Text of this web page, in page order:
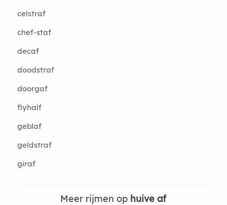
celstraf
chef-staf
decaf
doodstraf
doorgaf
flyhalf
geblaf
geldstraf
giraf
Meer rijmen op huive af